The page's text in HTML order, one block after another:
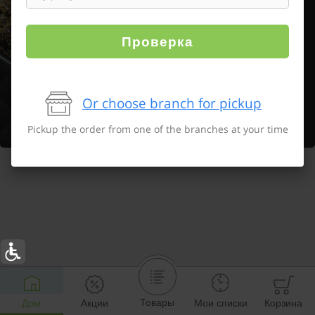
Дом Акции Товары Мои списки Корзина
Проверка
Or choose branch for pickup
Pickup the order from one of the branches at your time